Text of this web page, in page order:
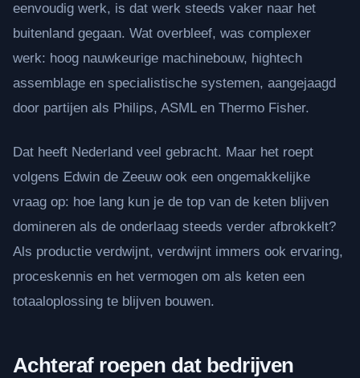
eenvoudig werk, is dat werk steeds vaker naar het
buitenland gegaan. Wat overbleef, was complexer
werk: hoog nauwkeurige machinebouw, hightech
assemblage en specialistische systemen, aangejaagd
door partijen als Philips, ASML en Thermo Fisher.
Dat heeft Nederland veel gebracht. Maar het roept
volgens Edwin de Zeeuw ook een ongemakkelijke
vraag op: hoe lang kun je de top van de keten blijven
domineren als de onderlaag steeds verder afbrokkelt?
Als productie verdwijnt, verdwijnt immers ook ervaring,
proceskennis en het vermogen om als keten een
totaaloplossing te blijven bouwen.
Achteraf roepen dat bedrijven